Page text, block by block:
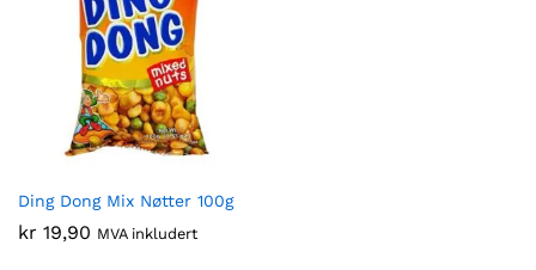
Ding Dong Mix Nøtter 100g
kr 19,90 MVA inkludert